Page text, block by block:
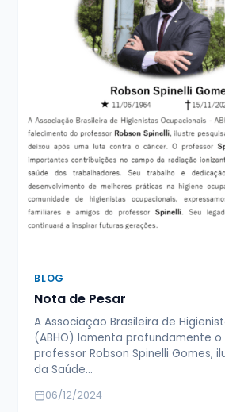
BLOG
Nota de Pesar
A Associação Brasileira de
(ABHO) lamenta profundamente
professor Robson Spinelli Gomes,
da Saúde…
06/12/2024